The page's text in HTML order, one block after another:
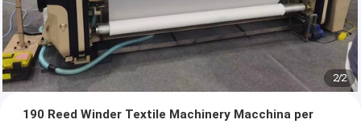
2/2
190 Reed Winder Textile Machinery Macchina per